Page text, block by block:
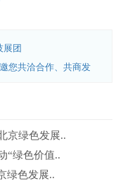
展团
您共洽合作、共商发
京绿色发展..
“绿色价值..
绿色发展..